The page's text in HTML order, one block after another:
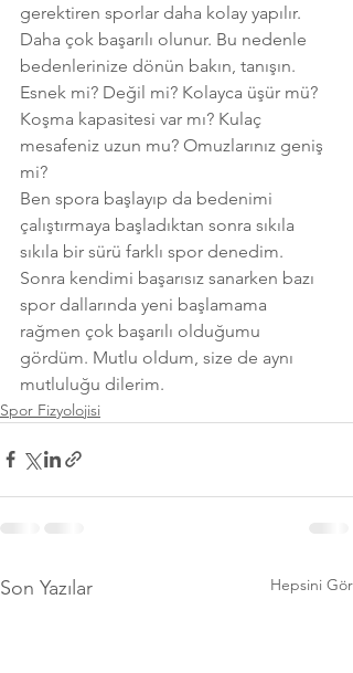
gerektiren sporlar daha kolay yapılır.
Daha çok başarılı olunur. Bu nedenle
bedenlerinize dönün bakın, tanışın.
Esnek mi? Değil mi? Kolayca üşür mü?
Koşma kapasitesi var mı? Kulaç
mesafeniz uzun mu? Omuzlarınız geniş
mi?
Ben spora başlayıp da bedenimi
çalıştırmaya başladıktan sonra sıkıla
sıkıla bir sürü farklı spor denedim.
Sonra kendimi başarısız sanarken bazı
spor dallarında yeni başlamama
rağmen çok başarılı olduğumu
gördüm. Mutlu oldum, size de aynı
mutluluğu dilerim.
Spor Fizyolojisi
Son Yazılar Hepsini Gör